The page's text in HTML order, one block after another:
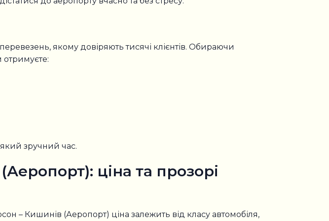
якому довіряють тисячі клієнтів. Обираючи
зручний час.
ціна та прозорі
– Кишинів (Аеропорт) ціна залежить від класу автомобіля,